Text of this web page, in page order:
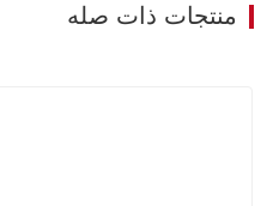
منتجات ذات صله